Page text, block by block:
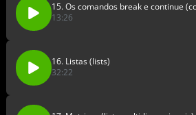
15. Os comandos break e continue
13:26
16. Listas (lists)
32:22